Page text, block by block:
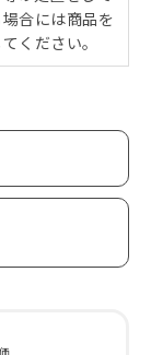
合には商品を
ください。